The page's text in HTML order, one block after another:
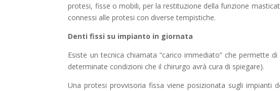
protesi, fisse o mobili, per la restituzione della funzione
connessi alle protesi con diverse tempistiche.
Denti fissi su impianto in giornata
Esiste un tecnica chiamata “carico immediato” che permette
determinate condizioni che il chirurgo avrà cura di spiegare).
Una protesi provvisoria fissa viene posizionata sugli impianti